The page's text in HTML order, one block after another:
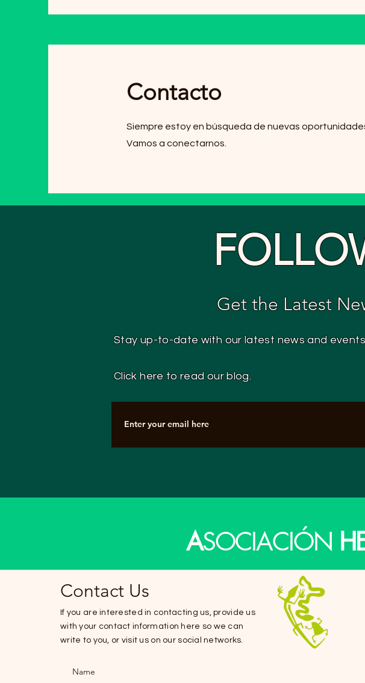
Contacto
Siempre estoy en búsqueda de nuevas
Vamos a conectarnos.
Get the Latest
Stay up-to-date with our latest news and
Click here to read our blog.
ASOCIACIÓN
Contact Us
If you are interested in contacting us, provide us
with your contact information here so we can
write to you, or visit us on our social networks.